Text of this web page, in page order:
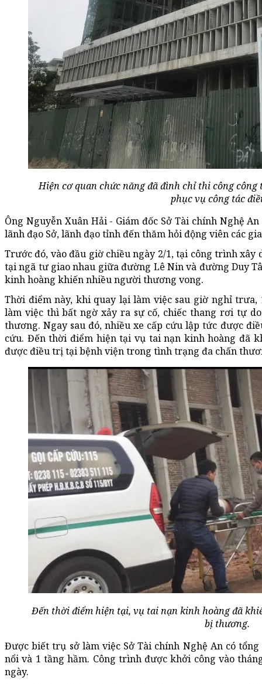
Hiện cơ quan chức năng đã đình chỉ thi công
phục vụ công tác
Ông Nguyễn Xuân Hải - Giám đốc Sở Tài chính Nghệ
lãnh đạo Sở, lãnh đạo tỉnh đến thăm hỏi động viên các
Trước đó, vào đầu giờ chiều ngày 2/1, tại công trình
tại ngã tư giao nhau giữa đường Lê Nin và đường Duy
kinh hoàng khiến nhiều người thương vong.
Thời điểm này, khi quay lại làm việc sau giờ nghỉ
làm việc thì bất ngờ xảy ra sự cố, chiếc thang rơi tự
thương. Ngay sau đó, nhiều xe cấp cứu lập tức được
cứu. Đến thời điểm hiện tại vụ tai nạn kinh hoàng đã
được điều trị tại bệnh viện trong tình trạng đa chấn
Đến thời điểm hiện tại, vụ tai nạn kinh hoàng đã
bị thương.
Được biết trụ sở làm việc Sở Tài chính Nghệ An có
nổi và 1 tầng hầm. Công trình được khởi công vào
ngày.